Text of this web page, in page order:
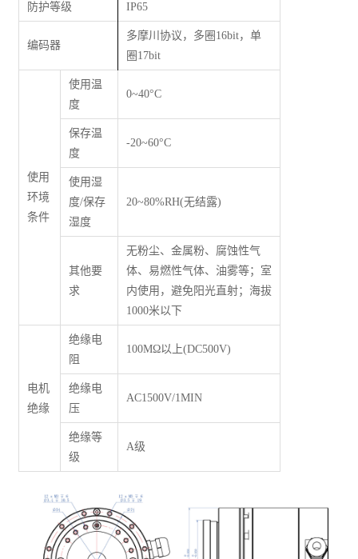
防护等级 IP65
编码器
多摩川协议，多圈16bit，单
圈17bit
使用
环境
条件
使用温
度
0~40°C
保存温
度
-20~60°C
使用湿
度/保存
湿度
20~80%RH(无结露)
其他要
求
无粉尘、金属粉、腐蚀性气
体、易燃性气体、油雾等；室
内使用，避免阳光直射；海拔
1000米以下
电机
绝缘
绝缘电
阻
100MΩ以上(DC500V)
绝缘电
压
AC1500V/1MIN
绝缘等
级
A级